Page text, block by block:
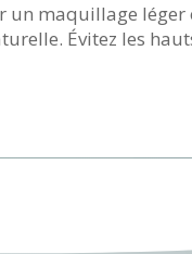
un maquillage
Évitez les